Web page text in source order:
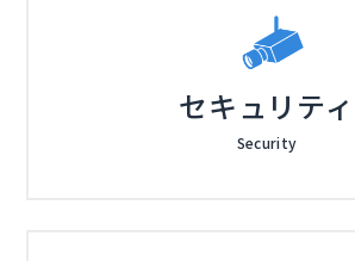
セキュリティ
Security